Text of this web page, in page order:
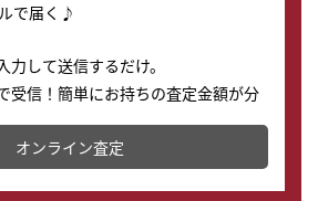
で届く♪
力して送信するだけ。
受信！簡単にお持ちの査定金額が分
オンライン査定